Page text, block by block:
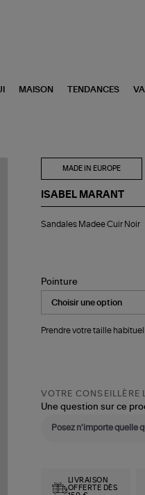
MAISON TENDANCES
MADE IN EUROPE
ISABEL MARANT
Madee
Sandales Madee Cuir Noir
Pointure
Prendre votre taille
VOTRE CONSEILLÈRE
Une question sur ce
LIVRAISON
OFFERTE DÈS